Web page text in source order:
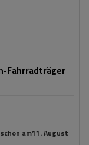
Fahrradträger
am11. August